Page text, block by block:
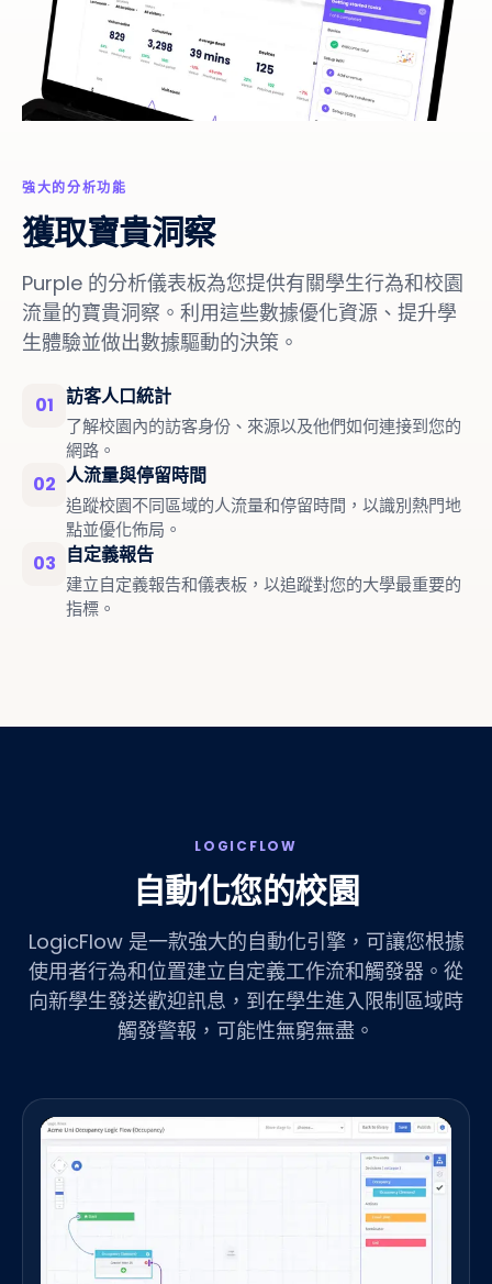
強大的分析功能
獲取寶貴洞察
Purple 的分析儀表板為您提供有關學生行為和校園
流量的寶貴洞察。利用這些數據優化資源、提升學
生體驗並做出數據驅動的決策。
01 訪客人口統計
了解校園內的訪客身份、來源以及他們如何連接到您的
網路。
02 人流量與停留時間
追蹤校園不同區域的人流量和停留時間，以識別熱門地
點並優化佈局。
03 自定義報告
建立自定義報告和儀表板，以追蹤對您的大學最重要的
指標。
LOGICFLOW
自動化您的校園
LogicFlow 是一款強大的自動化引擎，可讓您根據
使用者行為和位置建立自定義工作流和觸發器。從
向新學生發送歡迎訊息，到在學生進入限制區域時
觸發警報，可能性無窮無盡。